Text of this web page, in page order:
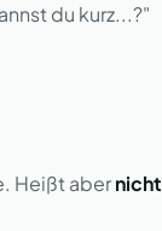
du kurz...?"
Heißt abernicht